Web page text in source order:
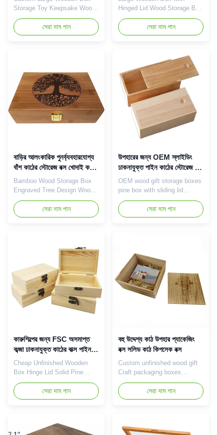
Storage Toy Keepsake Wood
Plain with Lid with Handles
Unpainted Chest box wooden
gift box Exquisite storage
solution that is loved for its
quality wood and careful
design. Whether used for
home ...
সেরা দাম পান
Hinged Lid Wood Storage Box
with Lid Wooden Storage Box
Product Introduction The
covered wooden box is a
solution that is loved for its
quality wood and careful
design. Each wooden box has
been carefully made, the
selection of high-quality wood,
সেরা দাম পান
বাড়ির আলংকারিক পুনর্ব্যবহারযোগ্য
বাঁশ কাঠের স্টোরেজ বক্স খোদাই করা
গাছের নকশা
Bamboo Wood Storage Box
Engraved Tree Design Wood
Box with Hinged Lid Home
Decorative Wood Stash Box
Product Introduction Bamboo
practical storage solution that
is favored for its natural
bamboo quality and smart
design. Each storage box is
made of ...
সেরা দাম পান
উপহারের জন্য OEM স্লাইডিং
ঢাকনাযুক্ত পাইন কাঠের স্টোরেজ বক্স
আলংকারিক কাঠের বাক্স
OEM wood gift storage boxes
pine box with sliding lid
Product Introduction Pine box
is a natural and warm storage
box, which is loved for its
which retains the original
texture and color of the wood,
giving each ...
সেরা দাম পান
কারুশিল্পের জন্য FSC অসমাপ্ত
কব্জা ঢাকনাযুক্ত কাঠের বাক্স পাইন
কাঠের উপহার বাক্স
Cheap Unfinished Wooden
Box Hinge Lid Solid Pine
Wood Keepsake Gift Boxes
for Crafts Wholesale Product
Introduction Custom wooden
notable for its careful
সেরা দাম পান
বহু উদ্দেশ্য কাঠ উপহার প্যাকেজিং
বক্স সলিড কাঠ কিপসেক বক্স
Custom unfinished wood gift
Craft packaging boxes
keepsake stash small wooden
storage box with Sliding Lid
Product Introduction Small
sophisticated and convenient
সেরা দাম পান